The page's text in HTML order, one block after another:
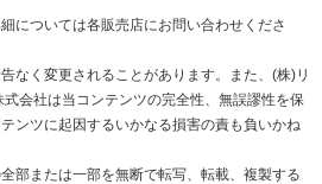
については各販売店にお問い合わせくださ
なく変更されることがあります。また、(株)リ
会社は当コンテンツの完全性、無誤謬性を保
ンツに起因するいかなる損害の責も負いかね
部または一部を無断で転写、転載、複製する